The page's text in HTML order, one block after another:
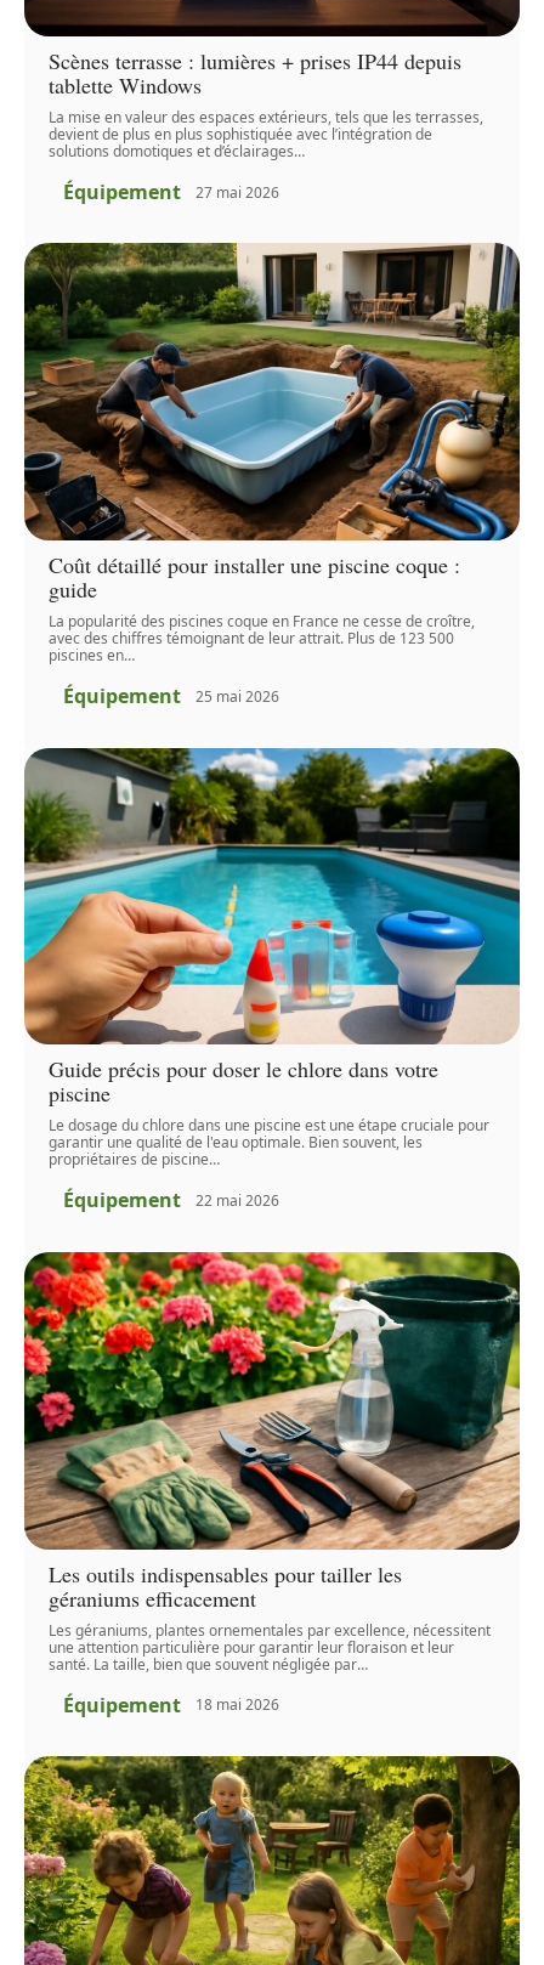
Scènes terrasse : lumières + prises IP44 depuis
tablette Windows
La mise en valeur des espaces extérieurs, tels que les terrasses,
devient de plus en plus sophistiquée avec l’intégration de
solutions domotiques et d’éclairages…
Équipement 27 mai 2026
Coût détaillé pour installer une piscine coque :
guide
La popularité des piscines coque en France ne cesse de croître,
avec des chiffres témoignant de leur attrait. Plus de 123 500
piscines en…
Équipement 25 mai 2026
Guide précis pour doser le chlore dans votre
piscine
Le dosage du chlore dans une piscine est une étape cruciale pour
garantir une qualité de l'eau optimale. Bien souvent, les
propriétaires de piscine…
Équipement 22 mai 2026
Les outils indispensables pour tailler les
géraniums efficacement
Les géraniums, plantes ornementales par excellence, nécessitent
une attention particulière pour garantir leur floraison et leur
santé. La taille, bien que souvent négligée par…
Équipement 18 mai 2026